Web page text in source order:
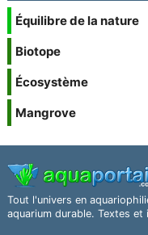
Équilibre de la nature
Biotope
Écosystème
Mangrove
Tout l'univers en
aquarium durable. Textes